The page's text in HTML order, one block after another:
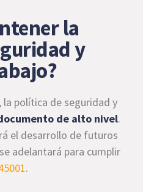
la
y
política de seguridad y
de alto nivel.
el desarrollo de futuros
adelantará para cumplir
.